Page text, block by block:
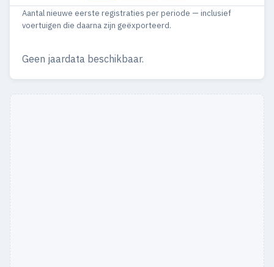
Aantal nieuwe eerste registraties per periode — inclusief
voertuigen die daarna zijn geëxporteerd.
Geen jaardata beschikbaar.